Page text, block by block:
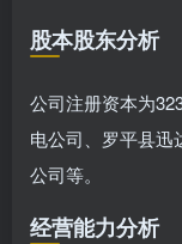
股本股东分析
公司注册资本为
电公司、罗平县迅
公司等。
经营能力分析